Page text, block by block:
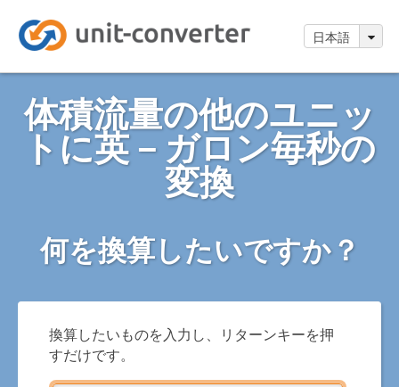
日本語
体積流量の他のユニッ
トに英－ガロン毎秒の
変換
何を換算したいですか？
換算したいものを入力し、リターンキーを押
すだけです。